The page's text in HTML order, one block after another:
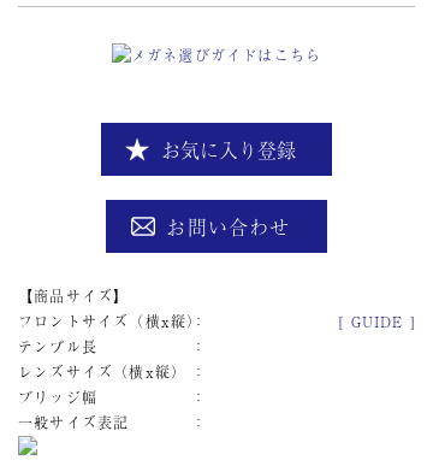
お気に入り登録
お問い合わせ
商品サイズ
[ GUIDE ]
フロントサイズ（横x縦）
テンプル長
レンズサイズ（横x縦）
ブリッジ幅
一般サイズ表記